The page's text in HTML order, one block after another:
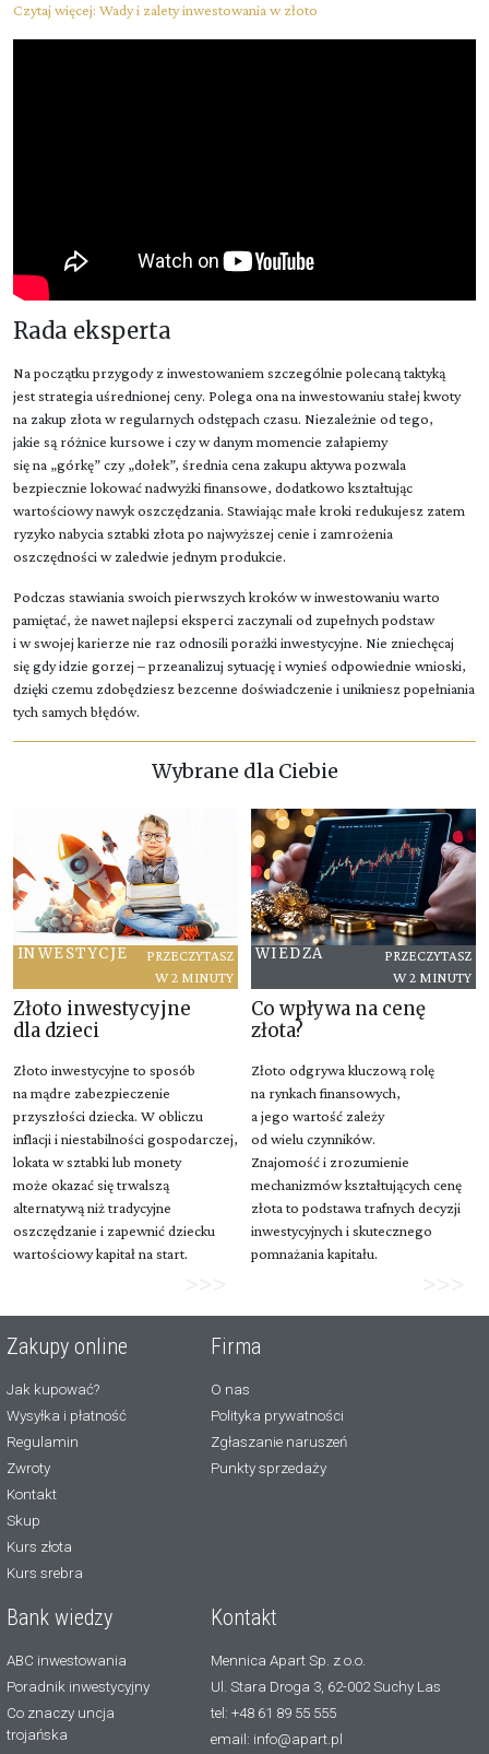
Czytaj więcej: Wady i zalety inwestowania w złoto
Rada eksperta
Na początku przygody z inwestowaniem szczególnie polecaną taktyką
jest strategia uśrednionej ceny. Polega ona na inwestowaniu stałej kwoty
na zakup złota w regularnych odstępach czasu. Niezależnie od tego,
jakie są różnice kursowe i czy w danym momencie załapiemy
się na „górkę” czy „dołek”, średnia cena zakupu aktywa pozwala
bezpiecznie lokować nadwyżki finansowe, dodatkowo kształtując
wartościowy nawyk oszczędzania. Stawiając małe kroki redukujesz zatem
ryzyko nabycia sztabki złota po najwyższej cenie i zamrożenia
oszczędności w zaledwie jednym produkcie.
Podczas stawiania swoich pierwszych kroków w inwestowaniu warto
pamiętać, że nawet najlepsi eksperci zaczynali od zupełnych podstaw
i w swojej karierze nie raz odnosili porażki inwestycyjne. Nie zniechęcaj
się gdy idzie gorzej – przeanalizuj sytuację i wynieś odpowiednie wnioski,
dzięki czemu zdobędziesz bezcenne doświadczenie i unikniesz popełniania
tych samych błędów.
Wybrane dla Ciebie
INWESTYCJE
PRZECZYTASZ
W 2 MINUTY
Złoto inwestycyjne
dla dzieci
Złoto inwestycyjne to sposób
na mądre zabezpieczenie
przyszłości dziecka. W obliczu
inflacji i niestabilności gospodarczej,
lokata w sztabki lub monety
może okazać się trwalszą
alternatywą niż tradycyjne
oszczędzanie i zapewnić dziecku
wartościowy kapitał na start.
WIEDZA
PRZECZYTASZ
W 2 MINUTY
Co wpływa na cenę
złota?
Złoto odgrywa kluczową rolę
na rynkach finansowych,
a jego wartość zależy
od wielu czynników.
Znajomość i zrozumienie
mechanizmów kształtujących cenę
złota to podstawa trafnych decyzji
inwestycyjnych i skutecznego
pomnażania kapitału.
Zakupy online
Jak kupować?
Wysyłka i płatność
Regulamin
Zwroty
Kontakt
Skup
Kurs złota
Kurs srebra
Firma
O nas
Polityka prywatności
Zgłaszanie naruszeń
Punkty sprzedaży
Bank wiedzy
ABC inwestowania
Poradnik inwestycyjny
Co znaczy uncja
trojańska
Kontakt
Mennica Apart Sp. z o.o.
Ul. Stara Droga 3, 62-002 Suchy Las
tel: +48 61 89 55 555
email: info@apart.pl